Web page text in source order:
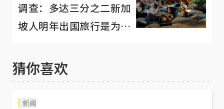
调查：多达三分之二新加
坡人明年出国旅行是为了
猜你喜欢
新闻